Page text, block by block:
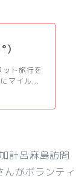
ト旅行を
マイル...
計呂麻島訪問
がボランティ